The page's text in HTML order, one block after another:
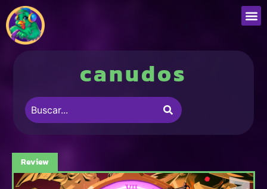
canudos
Review